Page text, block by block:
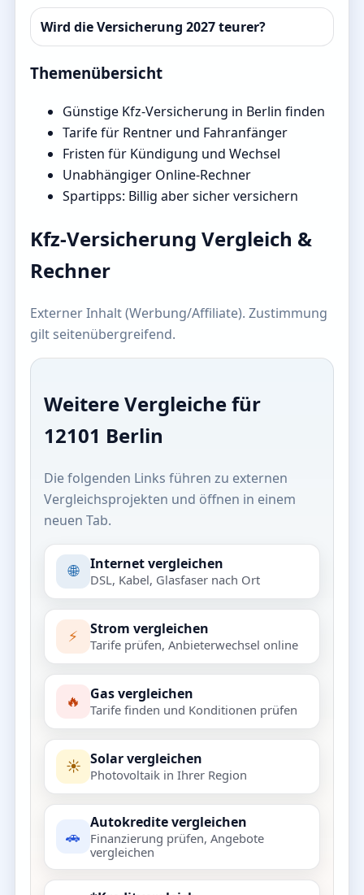
Wird die Versicherung 2027 teurer?
Themenübersicht
Günstige Kfz-Versicherung in Berlin finden
Tarife für Rentner und Fahranfänger
Fristen für Kündigung und Wechsel
Unabhängiger Online-Rechner
Spartipps: Billig aber sicher versichern
Kfz-Versicherung Vergleich &
Rechner
Externer Inhalt (Werbung/Affiliate). Zustimmung
gilt seitenübergreifend.
Weitere Vergleiche für
12101 Berlin
Die folgenden Links führen zu externen
Vergleichsprojekten und öffnen in einem
neuen Tab.
🌐 Internet vergleichen
DSL, Kabel, Glasfaser nach Ort
⚡ Strom vergleichen
Tarife prüfen, Anbieterwechsel online
🔥 Gas vergleichen
Tarife finden und Konditionen prüfen
☀️ Solar vergleichen
Photovoltaik in Ihrer Region
🚗
Autokredite vergleichen
Finanzierung prüfen, Angebote
vergleichen